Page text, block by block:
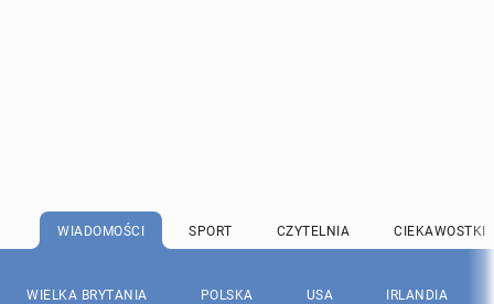
WIADOMOŚCI SPORT CZYTELNIA CIEKAWOSTKI
WIELKA BRYTANIA POLSKA USA IRLANDIA